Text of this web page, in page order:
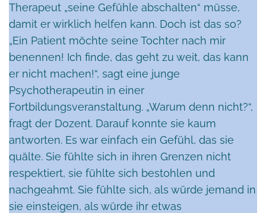
Therapeut „seine Gefühle abschalten“ müsse,
damit er wirklich helfen kann. Doch ist das so?
„Ein Patient möchte seine Tochter nach mir
benennen! Ich finde, das geht zu weit, das kann
er nicht machen!“, sagt eine junge
Psychotherapeutin in einer
Fortbildungsveranstaltung. „Warum denn nicht?“,
fragt der Dozent. Darauf konnte sie kaum
antworten. Es war einfach ein Gefühl, das sie
quälte. Sie fühlte sich in ihren Grenzen nicht
respektiert, sie fühlte sich bestohlen und
nachgeahmt. Sie fühlte sich, als würde jemand in
sie einsteigen, als würde ihr etwas